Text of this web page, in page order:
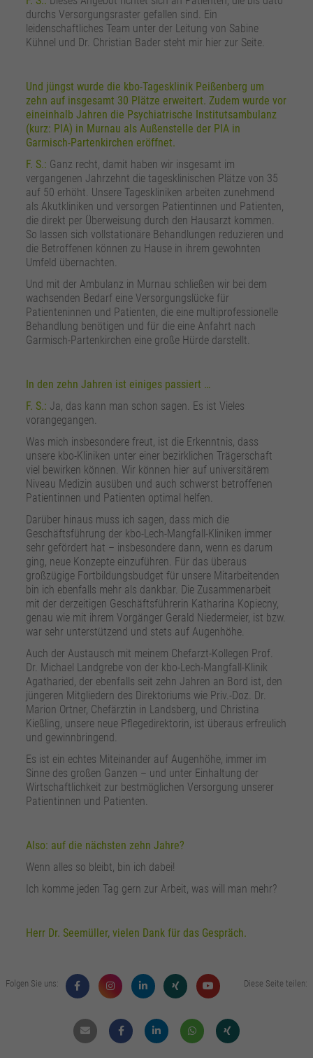
durchs Versorgungsraster gefallen sind. Ein
leidenschaftliches Team unter der Leitung von Sabine
Kühnel und Dr. Christian Bader steht mir hier zur Seite.
Und jüngst wurde die kbo-Tagesklinik Peißenberg um
zehn auf insgesamt 30 Plätze erweitert. Zudem wurde vor
eineinhalb Jahren die Psychiatrische Institutsambulanz
(kurz: PIA) in Murnau als Außenstelle der PIA in
Garmisch-Partenkirchen eröffnet.
F. S.: Ganz recht, damit haben wir insgesamt im
vergangenen Jahrzehnt die tagesklinischen Plätze von 35
auf 50 erhöht. Unsere Tageskliniken arbeiten zunehmend
als Akutkliniken und versorgen Patientinnen und Patienten,
die direkt per Überweisung durch den Hausarzt kommen.
So lassen sich vollstationäre Behandlungen reduzieren und
die Betroffenen können zu Hause in ihrem gewohnten
Umfeld übernachten.
Und mit der Ambulanz in Murnau schließen wir bei dem
wachsenden Bedarf eine Versorgungslücke für
Patienteninnen und Patienten, die eine multiprofessionelle
Behandlung benötigen und für die eine Anfahrt nach
Garmisch-Partenkirchen eine große Hürde darstellt.
In den zehn Jahren ist einiges passiert …
F. S.: Ja, das kann man schon sagen. Es ist Vieles
vorangegangen.
Was mich insbesondere freut, ist die Erkenntnis, dass
unsere kbo-Kliniken unter einer bezirklichen Trägerschaft
viel bewirken können. Wir können hier auf universitärem
Niveau Medizin ausüben und auch schwerst betroffenen
Patientinnen und Patienten optimal helfen.
Darüber hinaus muss ich sagen, dass mich die
Geschäftsführung der kbo-Lech-Mangfall-Kliniken immer
sehr gefördert hat – insbesondere dann, wenn es darum
ging, neue Konzepte einzuführen. Für das überaus
großzügige Fortbildungsbudget für unsere Mitarbeitenden
bin ich ebenfalls mehr als dankbar. Die Zusammenarbeit
mit der derzeitigen Geschäftsführerin Katharina Kopiecny,
genau wie mit ihrem Vorgänger Gerald Niedermeier, ist bzw.
war sehr unterstützend und stets auf Augenhöhe.
Auch der Austausch mit meinem Chefarzt-Kollegen Prof.
Dr. Michael Landgrebe von der kbo-Lech-Mangfall-Klinik
Agatharied, der ebenfalls seit zehn Jahren an Bord ist, den
jüngeren Mitgliedern des Direktoriums wie Priv.-Doz. Dr.
Marion Ortner, Chefärztin in Landsberg, und Christina
Kießling, unsere neue Pflegedirektorin, ist überaus erfreulich
und gewinnbringend.
Es ist ein echtes Miteinander auf Augenhöhe, immer im
Sinne des großen Ganzen – und unter Einhaltung der
Wirtschaftlichkeit zur bestmöglichen Versorgung unserer
Patientinnen und Patienten.
Also: auf die nächsten zehn Jahre?
Wenn alles so bleibt, bin ich dabei!
Ich komme jeden Tag gern zur Arbeit, was will man mehr?
Herr Dr. Seemüller, vielen Dank für das Gespräch.
Folgen Sie uns: Diese Seite teilen:
Mail FacebookLinkdin WhatsappXing